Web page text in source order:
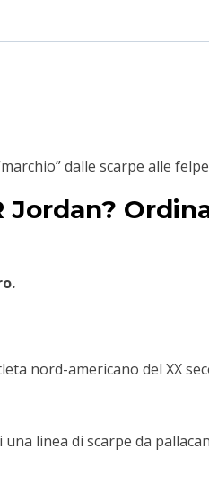
dalle scarpe alle
.
nord-americano del XX
una linea di scarpe da